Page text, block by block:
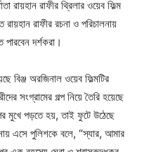
রায়হান রাফীর থ্রিলার ওয়েব ফিল্ম
রায়হান রাফীর রচনা ও পরিচালনায়
পারবেন দর্শকরা।
বিঞ্জ অরজিনাল ওয়েব ফিল্মটির
সংগ্রামের গল্প নিয়ে তৈরি হয়েছে
মুখে পড়তে হয়, তাই ফুটে উঠেছে
এসে পুলিশকে বলে, “স্যার, আমার